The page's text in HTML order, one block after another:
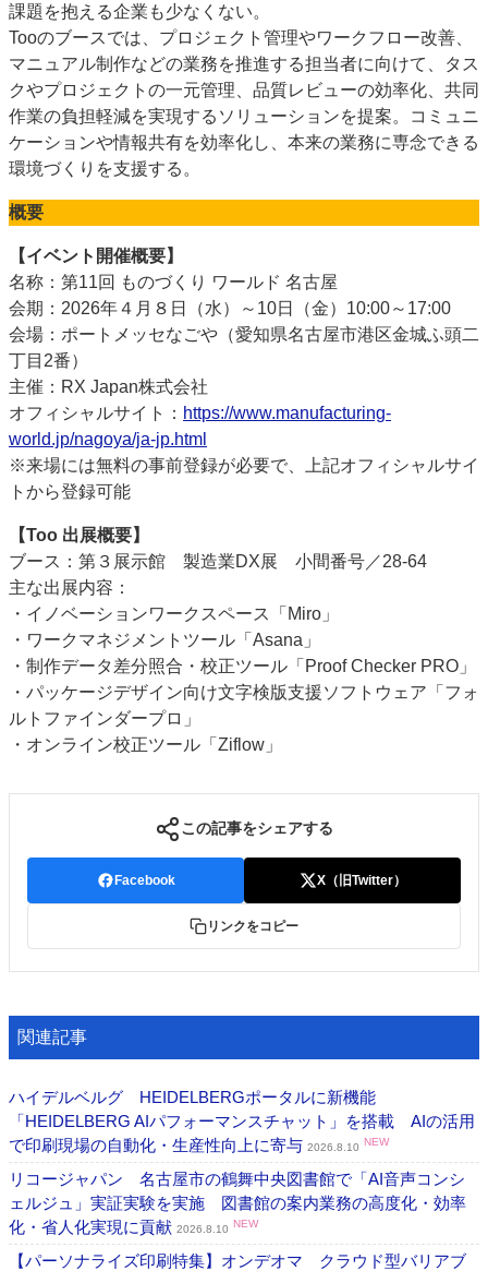
課題を抱える企業も少なくない。
Tooのブースでは、プロジェクト管理やワークフロー改善、
マニュアル制作などの業務を推進する担当者に向けて、タス
クやプロジェクトの一元管理、品質レビューの効率化、共同
作業の負担軽減を実現するソリューションを提案。コミュニ
ケーションや情報共有を効率化し、本来の業務に専念できる
環境づくりを支援する。
概要
【イベント開催概要】
名称：第11回 ものづくり ワールド 名古屋
会期：2026年４月８日（水）～10日（金）10:00～17:00
会場：ポートメッセなごや（愛知県名古屋市港区金城ふ頭二
丁目2番）
主催：RX Japan株式会社
オフィシャルサイト： https://www.manufacturing-
world.jp/nagoya/ja-jp.html
※来場には無料の事前登録が必要で、上記オフィシャルサイ
トから登録可能
【Too 出展概要】
ブース：第３展示館 製造業DX展 小間番号／28-64
主な出展内容：
・イノベーションワークスペース「Miro」
・ワークマネジメントツール「Asana」
・制作データ差分照合・校正ツール「Proof Checker PRO」
・パッケージデザイン向け文字検版支援ソフトウェア「フォ
ルトファインダープロ」
・オンライン校正ツール「Ziflow」
この記事をシェアする
Facebook X（旧Twitter）
リンクをコピー
関連記事
ハイデルベルグ HEIDELBERGポータルに新機能
「HEIDELBERG AIパフォーマンスチャット」を搭載 AIの活用
で印刷現場の自動化・生産性向上に寄与 2026.8.10 NEW
リコージャパン 名古屋市の鶴舞中央図書館で「AI音声コンシ
ェルジュ」実証実験を実施 図書館の案内業務の高度化・効率
化・省人化実現に貢献 2026.8.10 NEW
【パーソナライズ印刷特集】オンデオマ クラウド型バリアブ